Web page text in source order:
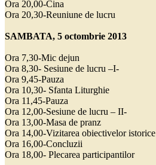
Ora 20,00-Cina
Ora 20,30-Reuniune de lucru
SAMBATA, 5 octombrie 2013
Ora 7,30-Mic dejun
Ora 8,30- Sesiune de lucru –I-
Ora 9,45-Pauza
Ora 10,30- Sfanta Liturghie
Ora 11,45-Pauza
Ora 12,00-Sesiune de lucru – II-
Ora 13,00-Masa de pranz
Ora 14,00-Vizitarea obiectivelor istorice
Ora 16,00-Concluzii
Ora 18,00- Plecarea participantilor